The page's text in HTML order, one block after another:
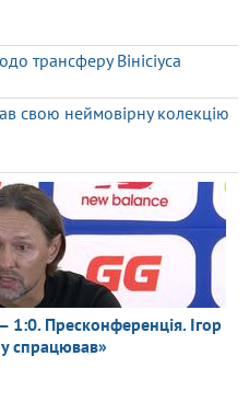
трансферу Вінісіуса
свою неймовірну колекцію
Пресконференція. Ігор
спрацював»